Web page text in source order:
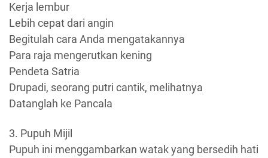
Kerja lembur
Lebih cepat dari angin
Begitulah cara Anda mengatakannya
Para raja mengerutkan kening
Pendeta Satria
Drupadi, seorang putri cantik, melihatnya
Datanglah ke Pancala
3. Pupuh Mijil
Pupuh ini menggambarkan watak yang bersedih hati